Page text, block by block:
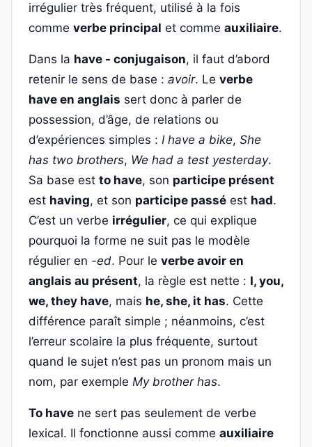
irrégulier très fréquent, utilisé à la fois
comme verbe principal et comme auxiliaire.
Dans la have - conjugaison, il faut d’abord
retenir le sens de base : avoir. Le verbe
have en anglais sert donc à parler de
possession, d’âge, de relations ou
d’expériences simples : I have a bike, She
has two brothers, We had a test yesterday.
Sa base est to have, son participe présent
est having, et son participe passé est had.
C’est un verbe irrégulier, ce qui explique
pourquoi la forme ne suit pas le modèle
régulier en -ed. Pour le verbe avoir en
anglais au présent, la règle est nette : I, you,
we, they have, mais he, she, it has. Cette
différence paraît simple ; néanmoins, c’est
l’erreur scolaire la plus fréquente, surtout
quand le sujet n’est pas un pronom mais un
nom, par exemple My brother has.
To have ne sert pas seulement de verbe
lexical. Il fonctionne aussi comme auxiliaire